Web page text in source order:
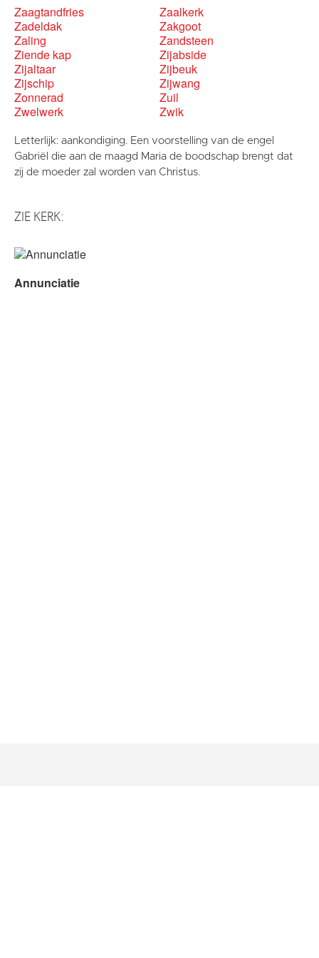
Zaagtandfries
Zaalkerk
Zadeldak
Zakgoot
Zaling
Zandsteen
Ziende kap
Zijabside
Zijaltaar
Zijbeuk
Zijschip
Zijwang
Zonnerad
Zuil
Zwelwerk
Zwik
Letterlijk: aankondiging. Een voorstelling van de engel
Gabriël die aan de maagd Maria de boodschap brengt dat
zij de moeder zal worden van Christus.
ZIE KERK:
Annunciatie